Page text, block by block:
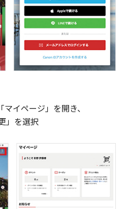
イページ」を開き、
」を選択